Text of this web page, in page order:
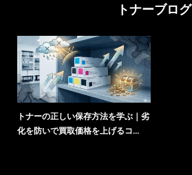
トナーブログ
トナーの正しい保存方法を学ぶ｜劣
化を防いで買取価格を上げるコ...